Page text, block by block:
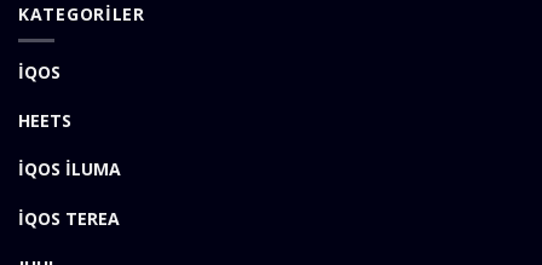
KATEGORİLER
İQOS
HEETS
İQOS İLUMA
İQOS TEREA